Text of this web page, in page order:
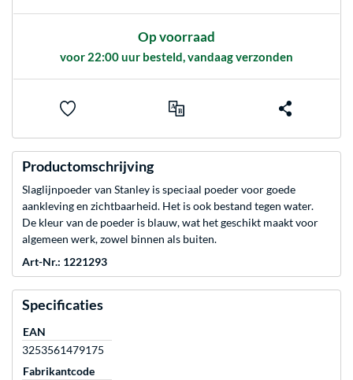
Op voorraad
voor 22:00 uur besteld, vandaag verzonden
Productomschrijving
Slaglijnpoeder van Stanley is speciaal poeder voor goede
aankleving en zichtbaarheid. Het is ook bestand tegen water.
De kleur van de poeder is blauw, wat het geschikt maakt voor
algemeen werk, zowel binnen als buiten.
Art-Nr.: 1221293
Specificaties
EAN
3253561479175
Fabrikantcode